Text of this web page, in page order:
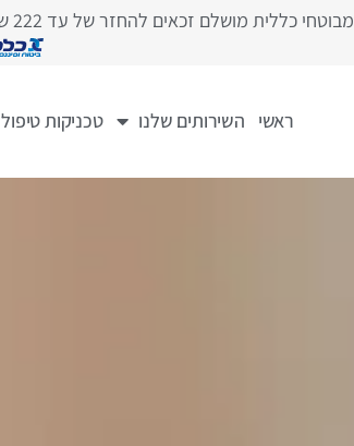
מבוטחי כללית מושלם זכאים להחזר של עד 222 ש”ח לטיפול. החזרים מביטוחי הבריאות הפרטיים בהתאם לתנאי הפוליסה
ראשי השירותים שלנו טכניקות טיפול